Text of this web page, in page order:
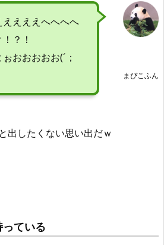
まぴこふん
えええへへへへ
？！
おおおおお(´；
出したくない思い出だｗ
ている